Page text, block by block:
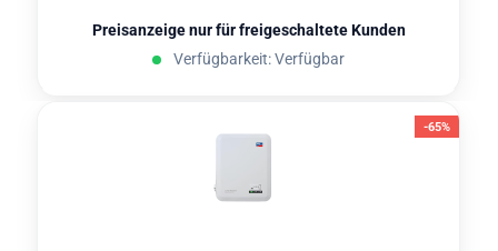
Preisanzeige nur für freigeschaltete Kunden
Verfügbarkeit: Verfügbar
-65%